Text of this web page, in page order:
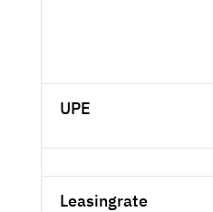
UPE
Leasingrate